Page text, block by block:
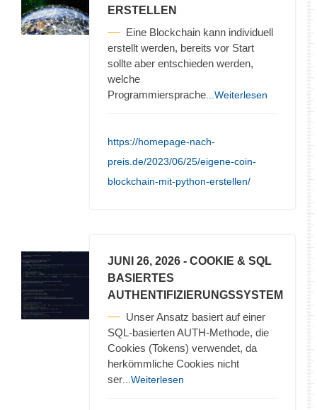
ERSTELLEN
Eine Blockchain kann individuell
erstellt werden, bereits vor Start
sollte aber entschieden werden,
welche
Programmiersprache ...Weiterlesen
https://homepage-nach-
preis.de/2023/06/25/eigene-coin-
blockchain-mit-python-erstellen/
JUNI 26, 2026 - COOKIE & SQL
BASIERTES
AUTHENTIFIZIERUNGSSYSTEM
Unser Ansatz basiert auf einer
SQL-basierten AUTH-Methode, die
Cookies (Tokens) verwendet, da
herkömmliche Cookies nicht
ser ...Weiterlesen